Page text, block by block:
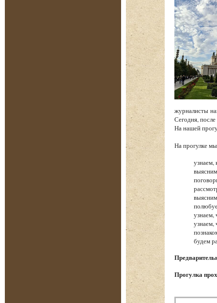
журналисты
Сегодня,
На нашей
На прогулке
узнаем,
узнаем,
будем
Прогулка